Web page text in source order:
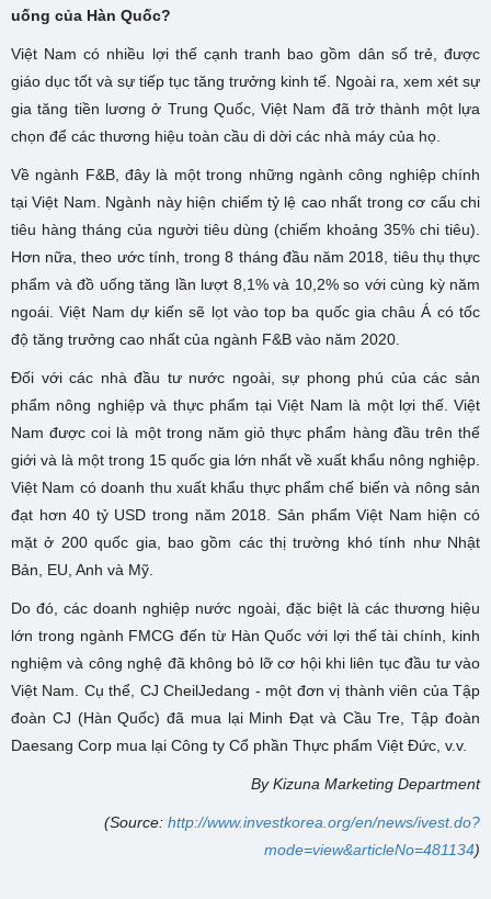
uống của Hàn Quốc?
Việt Nam có nhiều lợi thế cạnh tranh bao gồm dân số trẻ, được
giáo dục tốt và sự tiếp tục tăng trưởng kinh tế. Ngoài ra, xem xét sự
gia tăng tiền lương ở Trung Quốc, Việt Nam đã trở thành một lựa
chọn để các thương hiệu toàn cầu di dời các nhà máy của họ.
Về ngành F&B, đây là một trong những ngành công nghiệp chính
tại Việt Nam. Ngành này hiện chiếm tỷ lệ cao nhất trong cơ cấu chi
tiêu hàng tháng của người tiêu dùng (chiếm khoảng 35% chi tiêu).
Hơn nữa, theo ước tính, trong 8 tháng đầu năm 2018, tiêu thụ thực
phẩm và đồ uống tăng lần lượt 8,1% và 10,2% so với cùng kỳ năm
ngoái. Việt Nam dự kiến ​​sẽ lọt vào top ba quốc gia châu Á có tốc
độ tăng trưởng cao nhất của ngành F&B vào năm 2020.
Đối với các nhà đầu tư nước ngoài, sự phong phú của các sản
phẩm nông nghiệp và thực phẩm tại Việt Nam là một lợi thế. Việt
Nam được coi là một trong năm giỏ thực phẩm hàng đầu trên thế
giới và là một trong 15 quốc gia lớn nhất về xuất khẩu nông nghiệp.
Việt Nam có doanh thu xuất khẩu thực phẩm chế biến và nông sản
đạt hơn 40 tỷ USD trong năm 2018. Sản phẩm Việt Nam hiện có
mặt ở 200 quốc gia, bao gồm các thị trường khó tính như Nhật
Bản, EU, Anh và Mỹ.
Do đó, các doanh nghiệp nước ngoài, đặc biệt là các thương hiệu
lớn trong ngành FMCG đến từ Hàn Quốc với lợi thế tài chính, kinh
nghiệm và công nghệ đã không bỏ lỡ cơ hội khi liên tục đầu tư vào
Việt Nam. Cụ thể, CJ CheilJedang - một đơn vị thành viên của Tập
đoàn CJ (Hàn Quốc) đã mua lại Minh Đạt và Cầu Tre, Tập đoàn
Daesang Corp mua lại Công ty Cổ phần Thực phẩm Việt Đức, v.v.
By Kizuna Marketing Department
(Source: http://www.investkorea.org/en/news/ivest.do?
mode=view&articleNo=481134)